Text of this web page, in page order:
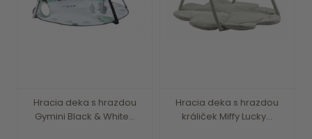
Hracia deka s hrazdou
Gymini Black & White...
Hracia deka s hrazdou
králiček Miffy Lucky...